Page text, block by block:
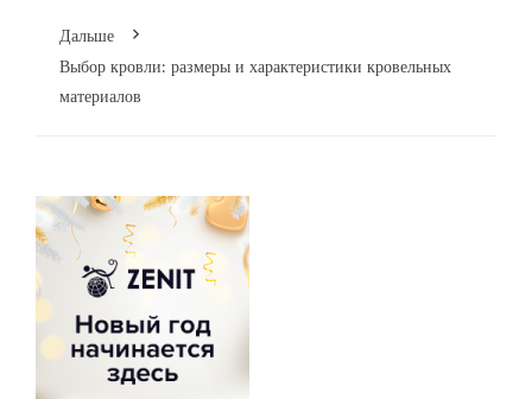
Дальше
Выбор кровли: размеры и характеристики кровельных
материалов